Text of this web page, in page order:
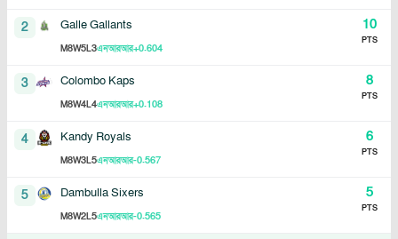
2 Galle Gallants
M8W5L3এনআরআর+0.604
10
PTS
3 Colombo Kaps
M8W4L4এনআরআর+0.108
8
PTS
4 Kandy Royals
M8W3L5এনআরআর-0.567
6
PTS
5 Dambulla Sixers
M8W2L5এনআরআর-0.565
5
PTS